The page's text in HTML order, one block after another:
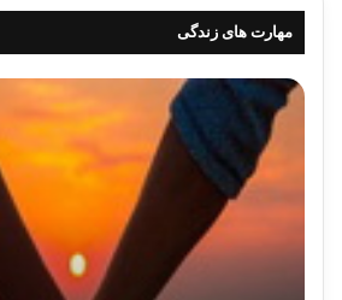
مهارت های زندگی